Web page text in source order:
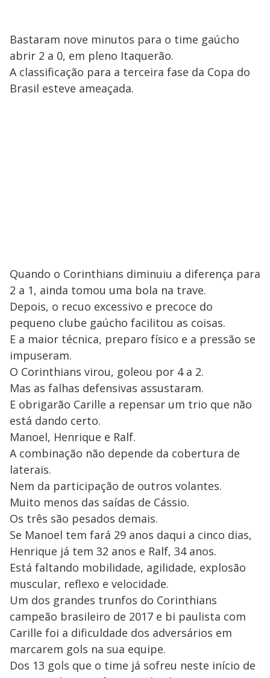
Bastaram nove minutos para o time gaúcho
abrir 2 a 0, em pleno Itaquerão.
A classificação para a terceira fase da Copa do
Brasil esteve ameaçada.
Quando o Corinthians diminuiu a diferença para
2 a 1, ainda tomou uma bola na trave.
Depois, o recuo excessivo e precoce do
pequeno clube gaúcho facilitou as coisas.
E a maior técnica, preparo físico e a pressão se
impuseram.
O Corinthians virou, goleou por 4 a 2.
Mas as falhas defensivas assustaram.
E obrigarão Carille a repensar um trio que não
está dando certo.
Manoel, Henrique e Ralf.
A combinação não depende da cobertura de
laterais.
Nem da participação de outros volantes.
Muito menos das saídas de Cássio.
Os três são pesados demais.
Se Manoel tem fará 29 anos daqui a cinco dias,
Henrique já tem 32 anos e Ralf, 34 anos.
Está faltando mobilidade, agilidade, explosão
muscular, reflexo e velocidade.
Um dos grandes trunfos do Corinthians
campeão brasileiro de 2017 e bi paulista com
Carille foi a dificuldade dos adversários em
marcarem gols na sua equipe.
Dos 13 gols que o time já sofreu neste início de